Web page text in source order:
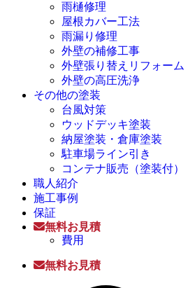
雨樋修理
屋根カバー工法
雨漏り修理
外壁の補修工事
外壁張り替えリフォーム
外壁の高圧洗浄
その他の塗装
台風対策
ウッドデッキ塗装
納屋塗装・倉庫塗装
駐車場ライン引き
コンテナ販売（塗装付）
職人紹介
施工事例
保証
無料お見積
費用
無料お見積